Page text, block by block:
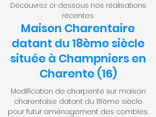
Découvrez ci-dessous nos réalisations
récentes.
Maison Charentaire
datant du 18ème siècle
située à Champniers en
Charente (16)
Modification de charpente sur maison
charentaise datant du 18ème siècle
pour futur aménagement des combles.